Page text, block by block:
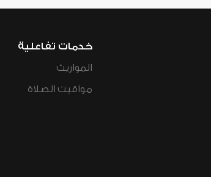
خدمات تفاعلية
المواريث
مواقيت الصلاة